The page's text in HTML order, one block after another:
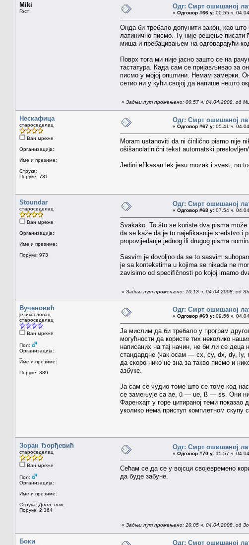
Miki
Гост
Одг: Смрт ошишаној
« Одговор #66 у: 00.55 ч.
Онда би требало допунити закон, као што
латинично писмо. Ту није решење писати
миша и пребацивањем на одговарајући
Поврх тога ми није јасно зашто се на
тастатура. Када сам се пријављивао за
писмо у мојој општини. Немам замерки.
сетио ни у кући својој да напише нешто
« Задњи пут промењено: 00.57 ч. 04.04.2008. од
Нескафица
староседелац
Ван мреже
Организација:
Име и презиме:
Струка:
Поруке: 731
Одг: Смрт ошишаној
« Одговор #67 у: 05.41 ч.
Moram ustanoviti da ni ćirilično pismo nije
ošišanolatinični tekst automatski
Jedini efikasan lek jesu mozak i svest, no
Stoundar
староседелац
Ван мреже
Организација:
Име и презиме:
Поруке: 973
Одг: Смрт ошишаној
« Одговор #68 у: 07.54 ч.
Svakako. To što se koriste dva pisma
da se kaže da je to najefikasnije sredstvo i
propovijedanje jednog ili drugog pisma
Sasvim je dovoljno da se to sasvim
je sa kontekstima u kojima se nikada ne
zavisimo od specifičnosti po kojoj imamo
« Задњи пут промењено: 10.13 ч. 04.04.2008. од
Вученовић
језикословац
староседелац
Ван мреже
Пол:
Организација:
Име и презиме:
Поруке: 889
Одг: Смрт ошишаној
« Одговор #69 у: 09.56 ч.
Ја мислим да би требало у програм
могућности да користе тих неколико
написаних на тај начин, не би ли се
стандардне (чак осам — cx, cy, dx, dy, ly,
да скоро нико не зна за такво писмо и
азбуке.
Ја сам се чудио томе што се томе код
се замењује са ae, ü — ue, ß — ss. Они
Фаренхајт у горе цитираној теми
уколико нема приступ комплетном скупу
Зоран Ђорђевић
староседелац
Ван мреже
Пол:
Организација:
Име и презиме:
Струка: Дипл. инж.
Поруке: 2.364
Одг: Смрт ошишаној
« Одговор #70 у: 15.57 ч.
Сећам се да се у војсци својевремено
да буде забуне.
« Задњи пут промењено: 20.05 ч. 04.04.2008. од
Боки Одг: Смрт ошишаној